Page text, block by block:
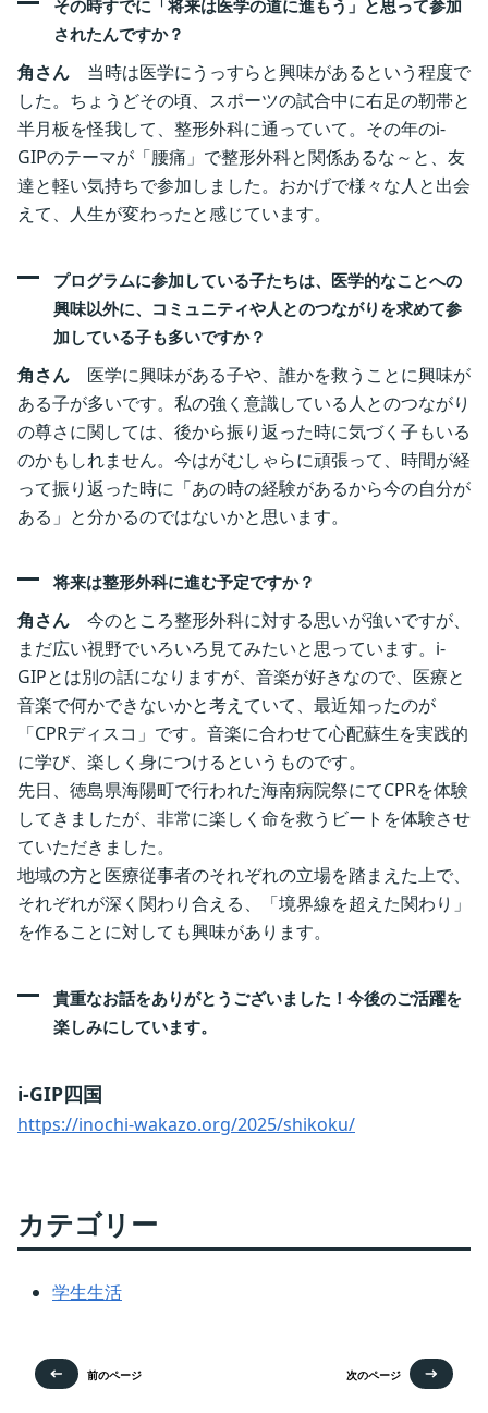
その時すでに「将来は医学の道に進もう」と思って参加
されたんですか？ ‎
角さん 当時は医学にうっすらと興味があるという程度で
した。ちょうどその頃、スポーツの試合中に右足の靭帯と
半月板を怪我して、整形外科に通っていて。その年のi-
GIPのテーマが「腰痛」で整形外科と関係あるな～と、友
達と軽い気持ちで参加しました。おかげで様々な人と出会
えて、人生が変わったと感じています。 ‎
プログラムに参加している子たちは、医学的なことへの
興味以外に、コミュニティや人とのつながりを求めて参
加している子も多いですか？
角さん 医学に興味がある子や、誰かを救うことに興味が
ある子が多いです。私の強く意識している人とのつながり
の尊さに関しては、後から振り返った時に気づく子もいる
のかもしれません。今はがむしゃらに頑張って、時間が経
って振り返った時に「あの時の経験があるから今の自分が
ある」と分かるのではないかと思います。
将来は整形外科に進む予定ですか？
角さん 今のところ整形外科に対する思いが強いですが、
まだ広い視野でいろいろ見てみたいと思っています。i-
GIPとは別の話になりますが、音楽が好きなので、医療と
音楽で何かできないかと考えていて、最近知ったのが
「CPRディスコ」です。音楽に合わせて心配蘇生を実践的
に学び、楽しく身につけるというものです。
先日、徳島県海陽町で行われた海南病院祭にてCPRを体験
してきましたが、非常に楽しく命を救うビートを体験させ
ていただきました。
地域の方と医療従事者のそれぞれの立場を踏まえた上で、
それぞれが深く関わり合える、「境界線を超えた関わり」
を作ることに対しても興味があります。
貴重なお話をありがとうございました！今後のご活躍を
楽しみにしています。
i-GIP四国
https://inochi-wakazo.org/2025/shikoku/
カテゴリー
学生生活
前のページ 次のページ